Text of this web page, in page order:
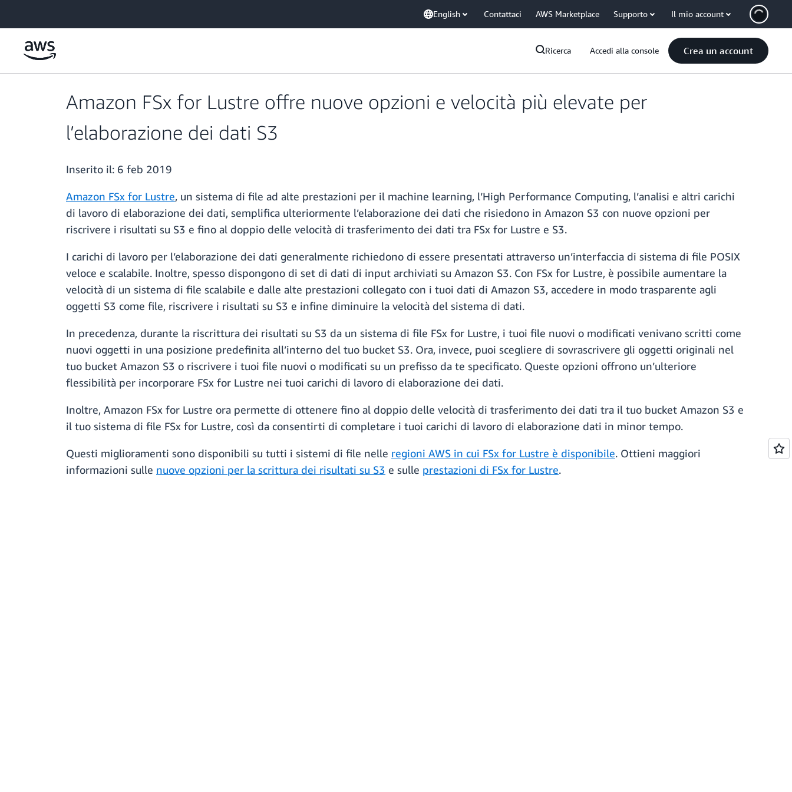
English Contattaci AWS Marketplace Supporto Il mio account
Ricerca Accedi alla console Crea un account
Amazon FSx for Lustre offre nuove opzioni e velocità più elevate per
l’elaborazione dei dati S3
Inserito il: 6 feb 2019
Amazon FSx for Lustre, un sistema di file ad alte prestazioni per il machine learning, l’High Performance Computing, l’analisi e altri carichi
di lavoro di elaborazione dei dati, semplifica ulteriormente l’elaborazione dei dati che risiedono in Amazon S3 con nuove opzioni per
riscrivere i risultati su S3 e fino al doppio delle velocità di trasferimento dei dati tra FSx for Lustre e S3.
I carichi di lavoro per l’elaborazione dei dati generalmente richiedono di essere presentati attraverso un’interfaccia di sistema di file POSIX
veloce e scalabile. Inoltre, spesso dispongono di set di dati di input archiviati su Amazon S3. Con FSx for Lustre, è possibile aumentare la
velocità di un sistema di file scalabile e dalle alte prestazioni collegato con i tuoi dati di Amazon S3, accedere in modo trasparente agli
oggetti S3 come file, riscrivere i risultati su S3 e infine diminuire la velocità del sistema di dati.
In precedenza, durante la riscrittura dei risultati su S3 da un sistema di file FSx for Lustre, i tuoi file nuovi o modificati venivano scritti come
nuovi oggetti in una posizione predefinita all’interno del tuo bucket S3. Ora, invece, puoi scegliere di sovrascrivere gli oggetti originali nel
tuo bucket Amazon S3 o riscrivere i tuoi file nuovi o modificati su un prefisso da te specificato. Queste opzioni offrono un’ulteriore
flessibilità per incorporare FSx for Lustre nei tuoi carichi di lavoro di elaborazione dei dati.
Inoltre, Amazon FSx for Lustre ora permette di ottenere fino al doppio delle velocità di trasferimento dei dati tra il tuo bucket Amazon S3 e
il tuo sistema di file FSx for Lustre, così da consentirti di completare i tuoi carichi di lavoro di elaborazione dati in minor tempo.
Questi miglioramenti sono disponibili su tutti i sistemi di file nelle regioni AWS in cui FSx for Lustre è disponibile. Ottieni maggiori
informazioni sulle nuove opzioni per la scrittura dei risultati su S3 e sulle prestazioni di FSx for Lustre.